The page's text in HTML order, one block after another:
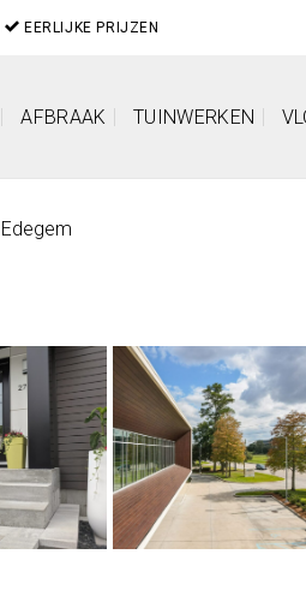
EERLIJKE PRIJZEN
AFBRAAK TUINWERKEN